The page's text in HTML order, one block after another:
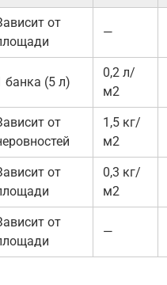
от
—
банка (5 л)
0,2 л/
м2
от
1,5 кг/
м2
от
0,3 кг/
м2
от
—